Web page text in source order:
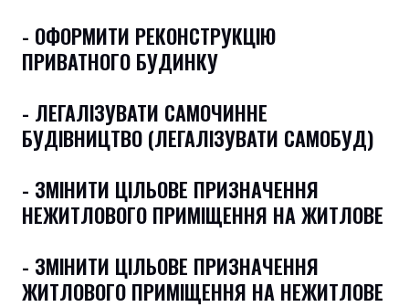
- ОФОРМИТИ РЕКОНСТРУКЦІЮ
ПРИВАТНОГО БУДИНКУ
- ЛЕГАЛІЗУВАТИ САМОЧИННЕ
БУДІВНИЦТВО (ЛЕГАЛІЗУВАТИ САМОБУД)
- ЗМІНИТИ ЦІЛЬОВЕ ПРИЗНАЧЕННЯ
НЕЖИТЛОВОГО ПРИМІЩЕННЯ НА ЖИТЛОВЕ
- ЗМІНИТИ ЦІЛЬОВЕ ПРИЗНАЧЕННЯ
ЖИТЛОВОГО ПРИМІЩЕННЯ НА НЕЖИТЛОВЕ